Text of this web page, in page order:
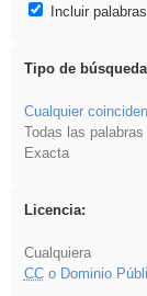
Incluir
Tipo de
Cualquier
Todas las palabras
Exacta
Licencia:
Cualquiera
CCo Dominio